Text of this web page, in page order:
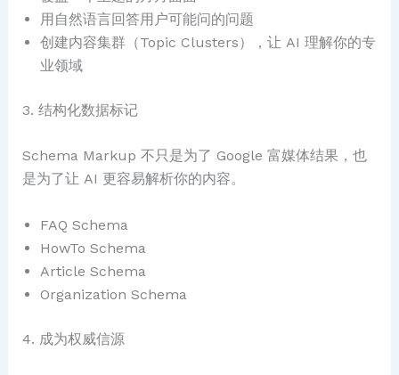
用自然语言回答用户可能问的问题
创建内容集群（Topic Clusters），让 AI 理解你的专
业领域
3. 结构化数据标记
Schema Markup 不只是为了 Google 富媒体结果，也
是为了让 AI 更容易解析你的内容。
FAQ Schema
HowTo Schema
Article Schema
Organization Schema
4. 成为权威信源